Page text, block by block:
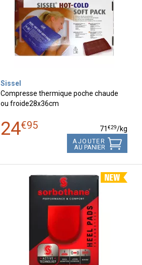
Sissel
Compresse thermique poche chaude
ou froide28x36cm
24€95 71€29/kg
AJOUTER
AU PANIER